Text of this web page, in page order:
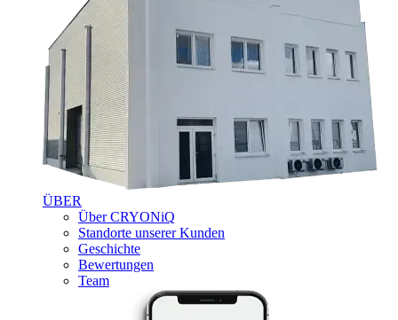
ÜBER
Über CRYONiQ
Standorte unserer Kunden
Geschichte
Bewertungen
Team